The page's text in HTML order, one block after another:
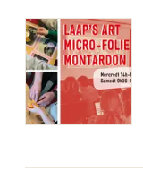
Sorties & loisirs
Théâtre dans
Théâtre en